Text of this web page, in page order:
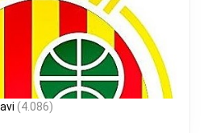
(4.086)